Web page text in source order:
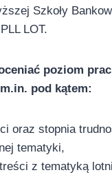
Szkoły
LOT.
poziom prac
pod kątem:
oraz stopnia
tematyki,
z tematyką